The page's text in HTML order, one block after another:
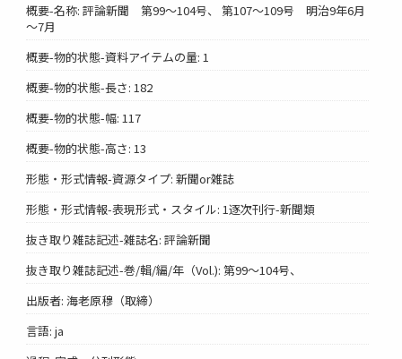
概要-名称: 評論新聞 第99～104号、 第107～109号 明治9年6月
～7月
概要-物的状態-資料アイテムの量: 1
概要-物的状態-長さ: 182
概要-物的状態-幅: 117
概要-物的状態-高さ: 13
形態・形式情報-資源タイプ: 新聞or雑誌
形態・形式情報-表現形式・スタイル: 1逐次刊行-新聞類
抜き取り雑誌記述-雑誌名: 評論新聞
抜き取り雑誌記述-巻/輯/編/年（Vol.): 第99～104号、
出版者: 海老原穆（取締）
言語: ja